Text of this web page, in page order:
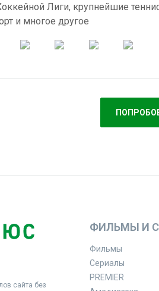
Лиги, крупнейшие
и многое другое
сайта без
ФИЛЬМЫ И
Фильмы
Сериалы
PREMIER